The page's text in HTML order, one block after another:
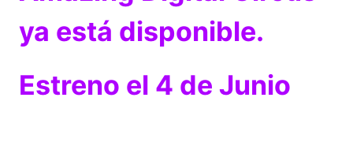
ya está disponible.
Estreno el 4 de Junio